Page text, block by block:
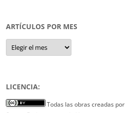
ARTÍCULOS POR MES
Artículos
por
mes
LICENCIA:
Todas las obras creadas por